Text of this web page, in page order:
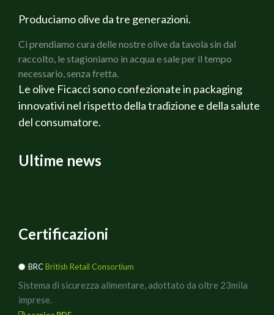
N:B ho omesso il sale perche` non ho lavato i capperi
Produciamo olive da tre generazioni.
Ci prendiamo cura delle nostre olive da tavola sin dal
raccolto, le stagioniamo in acqua e sale per il tempo
necessario, senza fretta.
Le olive Ficacci sono confezionate in packaging
innovativi nel rispetto della tradizione e della salute
del consumatore.
Ultime news
Certificazioni
BRCBritish Retail Consortium
Sistema di sicurezza alimentare, adottato da oltre 23mila
imprese.